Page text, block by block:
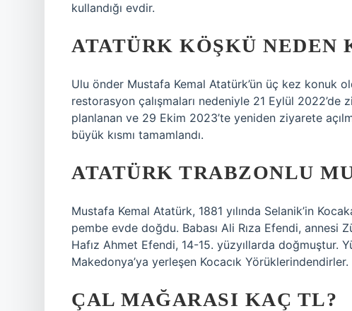
kullandığı evdir.
ATATÜRK KÖŞKÜ NEDEN
Ulu önder Mustafa Kemal Atatürk’ün üç kez konuk
restorasyon çalışmaları nedeniyle 21 Eylül 2022’de
planlanan ve 29 Ekim 2023’te yeniden ziyarete
büyük kısmı tamamlandı.
ATATÜRK TRABZONLU
Mustafa Kemal Atatürk, 1881 yılında Selanik’in
pembe evde doğdu. Babası Ali Rıza Efendi, annesi
Hafız Ahmet Efendi, 14-15. yüzyıllarda doğmuştur.
Makedonya’ya yerleşen Kocacık Yörüklerindendirler.
ÇAL MAĞARASI KAÇ TL?